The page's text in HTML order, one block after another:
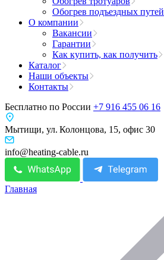
Обогрев подъездных путей
О компании
Вакансии
Гарантии
Как купить, как получить
Каталог
Наши объекты
Контакты
Бесплатно по России +7 916 455 06 16
Мытищи, ул. Колонцова, 15, офис 30
info@heating-cable.ru
Главная